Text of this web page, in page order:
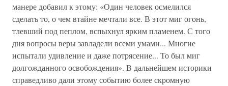
манере добавил к этому: «Один человек осмелился
сделать то, о чем втайне мечтали все. В этот миг огонь,
тлевший под пеплом, вспыхнул ярким пламенем. С того
дня вопросы веры завладели всеми умами... Многие
испытали удивление и даже потрясение... То был миг
долгожданного освобождения». В дальнейшем историки
справедливо дали этому событию более скромную